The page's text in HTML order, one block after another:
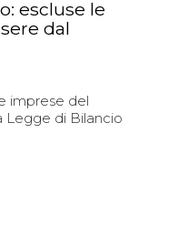
escluse le
dal
imprese del
Legge di Bilancio